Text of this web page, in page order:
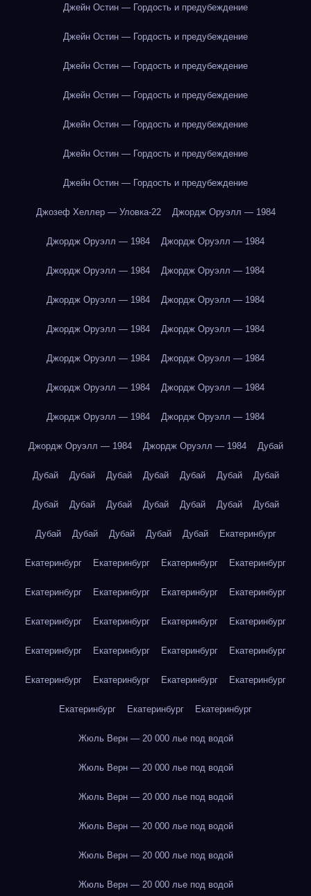
Джейн Остин — Гордость и предубеждение
Джейн Остин — Гордость и предубеждение
Джейн Остин — Гордость и предубеждение
Джейн Остин — Гордость и предубеждение
Джейн Остин — Гордость и предубеждение
Джейн Остин — Гордость и предубеждение
Джейн Остин — Гордость и предубеждение
Джозеф Хеллер — Уловка-22 Джордж Оруэлл — 1984
Джордж Оруэлл — 1984 Джордж Оруэлл — 1984
Джордж Оруэлл — 1984 Джордж Оруэлл — 1984
Джордж Оруэлл — 1984 Джордж Оруэлл — 1984
Джордж Оруэлл — 1984 Джордж Оруэлл — 1984
Джордж Оруэлл — 1984 Джордж Оруэлл — 1984
Джордж Оруэлл — 1984 Джордж Оруэлл — 1984
Джордж Оруэлл — 1984 Джордж Оруэлл — 1984
Джордж Оруэлл — 1984 Джордж Оруэлл — 1984 Дубай
Дубай Дубай Дубай Дубай Дубай Дубай Дубай
Дубай Дубай Дубай Дубай Дубай Дубай Дубай
Дубай Дубай Дубай Дубай Дубай Екатеринбург
Екатеринбург Екатеринбург Екатеринбург Екатеринбург
Екатеринбург Екатеринбург Екатеринбург Екатеринбург
Екатеринбург Екатеринбург Екатеринбург Екатеринбург
Екатеринбург Екатеринбург Екатеринбург Екатеринбург
Екатеринбург Екатеринбург Екатеринбург Екатеринбург
Екатеринбург Екатеринбург Екатеринбург
Жюль Верн — 20 000 лье под водой
Жюль Верн — 20 000 лье под водой
Жюль Верн — 20 000 лье под водой
Жюль Верн — 20 000 лье под водой
Жюль Верн — 20 000 лье под водой
Жюль Верн — 20 000 лье под водой